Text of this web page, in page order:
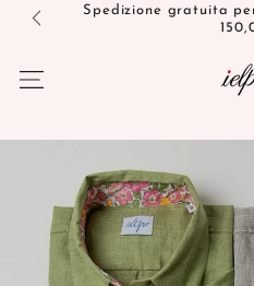
PASSA AL
Spedizione gratuita